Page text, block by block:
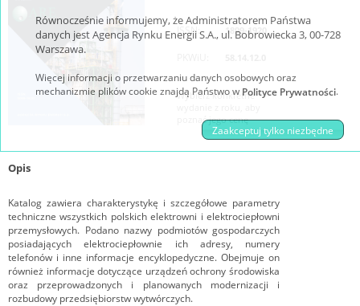
ISSN: 1899-1920
Wybierz konkretne
poznać jego cenę
Opis
Katalog zawiera charakterystykę i szczegółowe parametry
techniczne wszystkich polskich elektrowni i elektrociepłowni
przemysłowych. Podano nazwy podmiotów gospodarczych
posiadających elektrociepłownie ich adresy, numery
telefonów i inne informacje encyklopedyczne. Obejmuje on
również informacje dotyczące urządzeń ochrony środowiska
oraz przeprowadzonych i planowanych modernizacji i
rozbudowy przedsiębiorstw wytwórczych.
Równocześnie informujemy, że Administratorem Państwa
danych jest Agencja Rynku Energii S.A., ul. Bobrowiecka 3, 00-728
Warszawa.
Więcej informacji o przetwarzaniu danych osobowych oraz
mechanizmie plików cookie znajdą Państwo w Polityce Prywatności.
Zaakceptuj tylko niezbędne